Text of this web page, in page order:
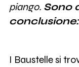
piango. Sono
I Baustelle si